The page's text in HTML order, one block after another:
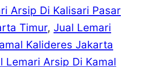
Arsip Di Kalisari Pasar
Timur, Jual Lemari
Kalideres Jakarta
Lemari Arsip Di Kamal